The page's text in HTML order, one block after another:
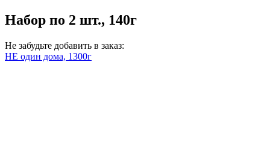
Набор по 2 шт., 140г
Не забудьте добавить в заказ:
НЕ один дома, 1300г